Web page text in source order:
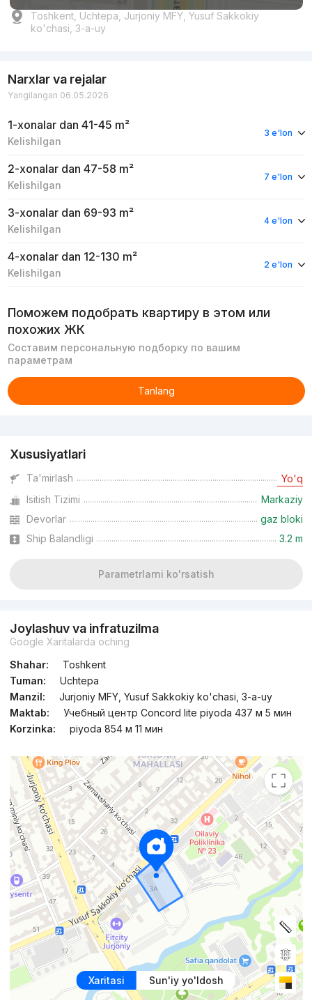
Toshkent, Uchtepa, Jurjoniy MFY, Yusuf Sakkokiy
ko'chasi, 3-a-uy
Narxlar va rejalar
Yangilangan 06.05.2026
1-xonalar dan 41-45 m²
Kelishilgan
3 e'lon
2-xonalar dan 47-58 m²
Kelishilgan
7 e'lon
3-xonalar dan 69-93 m²
Kelishilgan
4 e'lon
4-xonalar dan 12-130 m²
Kelishilgan
2 e'lon
Поможем подобрать квартиру в этом или
похожих ЖК
Составим персональную подборку по вашим
параметрам
Tanlang
Xususiyatlari
Ta'mirlash Yo'q
Isitish Tizimi
Markaziy
Devorlar
gaz bloki
Ship Balandligi
3.2 m
Parametrlarni ko'rsatish
Joylashuv va infratuzilma
Google Xaritalarda oching
Shahar:
Toshkent
Tuman:
Uchtepa
Manzil:
Jurjoniy MFY, Yusuf Sakkokiy ko'chasi, 3-a-uy
Maktab:
Учебный центр Concord lite piyoda 437 м 5 мин
Korzinka:
piyoda 854 м 11 мин
Xaritasi Sun'iy yo'ldosh